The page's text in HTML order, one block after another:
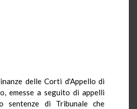
delle Corti d'Appello di
emesse a seguito di appelli
sentenze di Tribunale che